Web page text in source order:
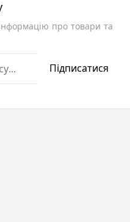
про товари та
Підписатися